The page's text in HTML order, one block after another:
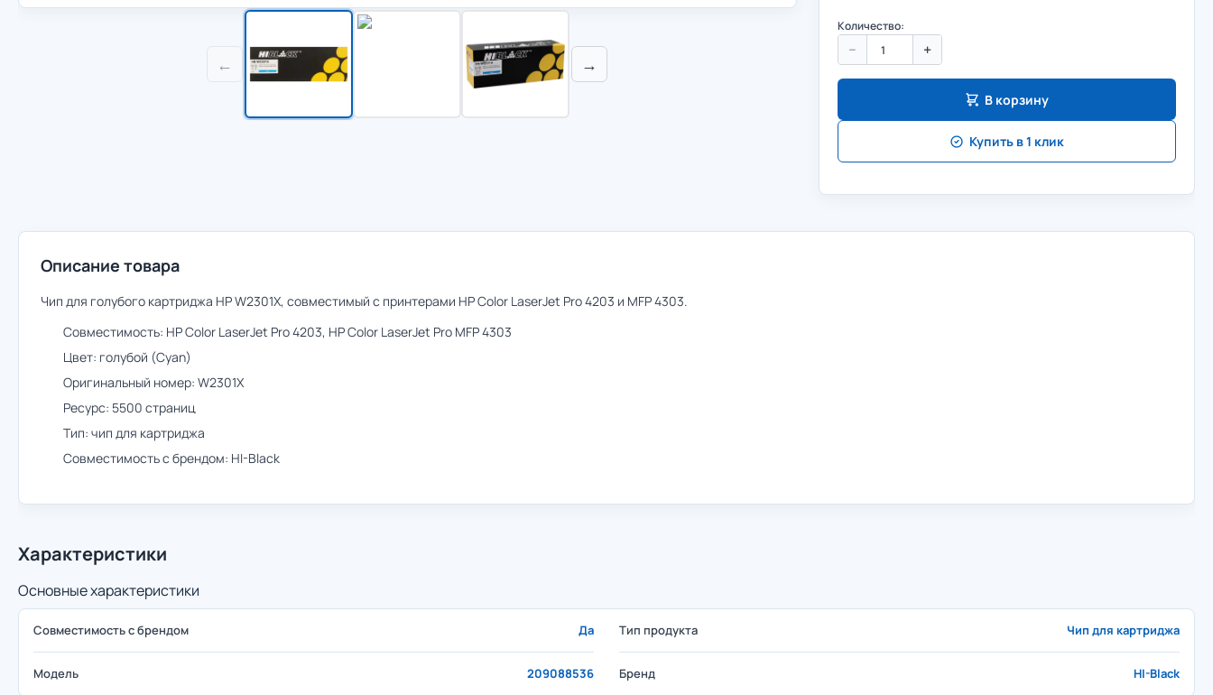
← →
Количество:
− +
В корзину
Купить в 1 клик
Описание товара
Чип для голубого картриджа HP W2301X, совместимый с принтерами HP Color LaserJet Pro 4203 и MFP 4303.
Совместимость: HP Color LaserJet Pro 4203, HP Color LaserJet Pro MFP 4303
Цвет: голубой (Cyan)
Оригинальный номер: W2301X
Ресурс: 5500 страниц
Тип: чип для картриджа
Совместимость с брендом: HI-Black
Характеристики
Основные характеристики
Совместимость с брендом Да Тип продукта Чип для картриджа
Модель 209088536 Бренд HI-Black